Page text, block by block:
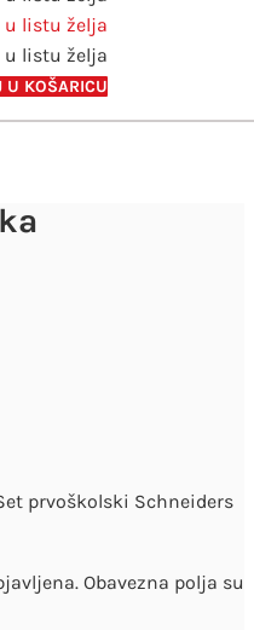
u listu želja
u listu želja
U KOŠARICU
prvoškolski Schneiders
Obavezna polja su